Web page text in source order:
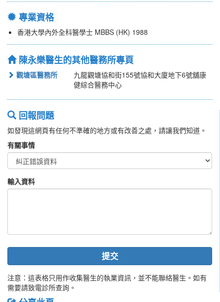
專業資格
香港大學內外全科醫學士 MBBS (HK) 1988
陳永樂醫生的其他醫務所專頁
觀塘區醫務所
九龍觀塘協和街155號協和大廈地下6號舖康
健綜合醫務中心
回報問題
如發現這網頁有任何不準確的地方或有改善之處，請讓我們知道。
有關事情
輸入資料
提交
注意：這表格只用作收集醫生的執業資訊，並不能聯絡醫生。如有
需要請致電診所查詢。